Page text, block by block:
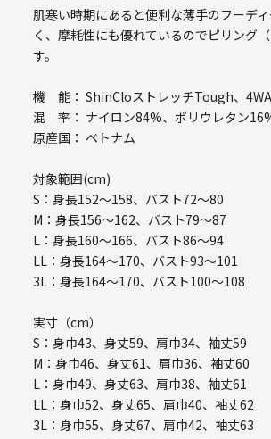
肌寒い時期にあると便利な薄手のフーデ
く、摩耗性にも優れているのでピリング
す。
機 能： ShinCloストレッチTough、
混 率： ナイロン84%、ポリウレタン
原産国： ベトナム
対象範囲(cm)
S：身長152～158、バスト72～80
M：身長156～162、バスト79～87
L：身長160～166、バスト86～94
LL：身長164～170、バスト93～101
3L：身長164～170、バスト100～108
実寸（cm）
S：身巾43、身丈59、肩巾34、袖丈59
M：身巾46、身丈61、肩巾36、袖丈60
L：身巾49、身丈63、肩巾38、袖丈61
LL：身巾52、身丈65、肩巾40、袖丈62
3L：身巾55、身丈67、肩巾42、袖丈63